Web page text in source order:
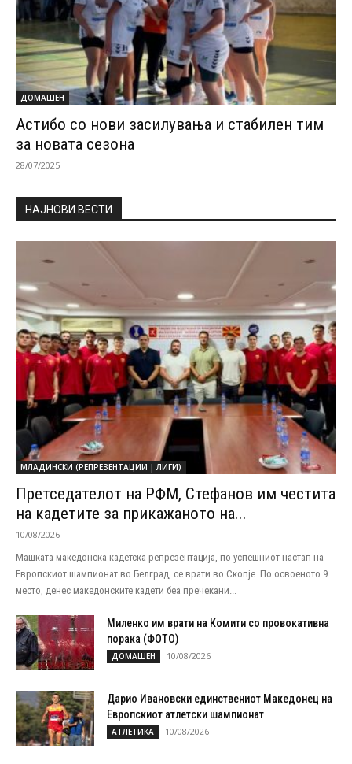
ДОМАШЕН
Астибо со нови засилувања и стабилен тим
за новата сезона
28/07/2025
НАЈНОВИ ВЕСТИ
МЛАДИНСКИ (РЕПРЕЗЕНТАЦИИ | ЛИГИ)
Претседателот на РФМ, Стефанов им честита
на кадетите за прикажаното на...
10/08/2026
Машката македонска кадетска репрезентација, по успешниот настап на
Европскиот шампионат во Белград, се врати во Скопје. По освоеното 9
место, денес македонските кадети беа пречекани...
Миленко им врати на Комити со провокативна
порака (ФОТО)
ДОМАШЕН 10/08/2026
Дарио Ивановски единствениот Македонец на
Европскиот атлетски шампионат
АТЛЕТИКА 10/08/2026